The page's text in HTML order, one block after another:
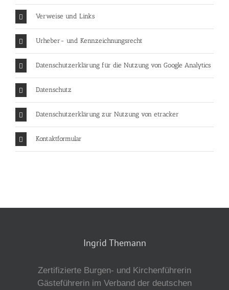
Verweise und Links
Urheber- und Kennzeichnungsrecht
Datenschutzerklärung für die Nutzung von Google Analytics
Datenschutz
Datenschutzerklärung zur Nutzung von etracker
Kontaktformular
Ingrid Themann
Zertifizierte Burgen- und Kirchenführerin
Gästeführerin im Verband der deutschen